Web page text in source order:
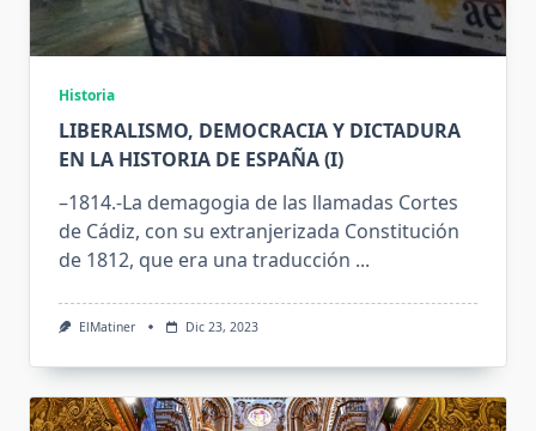
Historia
LIBERALISMO, DEMOCRACIA Y DICTADURA
EN LA HISTORIA DE ESPAÑA (I)
–1814.-La demagogia de las llamadas Cortes
de Cádiz, con su extranjerizada Constitución
de 1812, que era una traducción ...
ElMatiner Dic 23, 2023